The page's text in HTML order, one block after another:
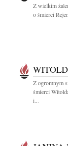
Z wielkim
o śmierci
Z ogromnym
śmierci
i...